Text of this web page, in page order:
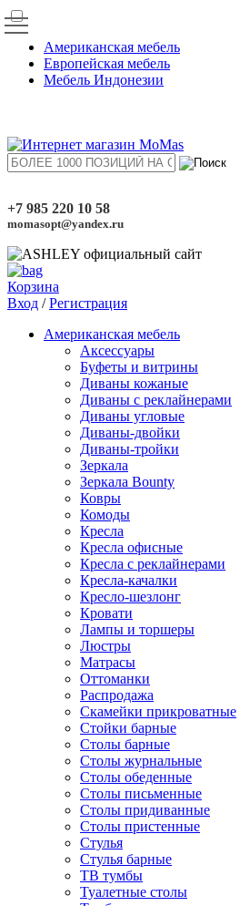
Американская мебель
Европейская мебель
Мебель Индонезии
+7 985 220 10 58
momasopt@yandex.ru
Корзина
Вход /Регистрация
Американская мебель
Аксессуары
Буфеты и витрины
Диваны кожаные
Диваны с реклайнерами
Диваны угловые
Диваны-двойки
Диваны-тройки
Зеркала
Зеркала Bounty
Ковры
Комоды
Кресла
Кресла офисные
Кресла с реклайнерами
Кресла-качалки
Кресло-шезлонг
Кровати
Лампы и торшеры
Люстры
Матрасы
Оттоманки
Распродажа
Скамейки прикроватные
Стойки барные
Столы барные
Столы журнальные
Столы обеденные
Столы письменные
Столы придиванные
Столы пристенные
Стулья
Стулья барные
ТВ тумбы
Туалетные столы